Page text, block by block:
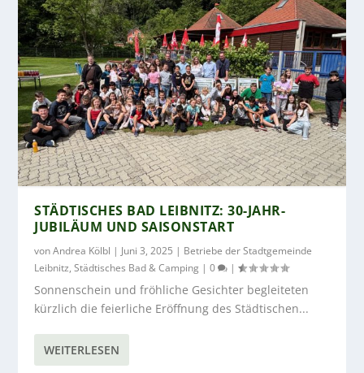
STÄDTISCHES BAD LEIBNITZ: 30-JAHR-
JUBILÄUM UND SAISONSTART
vonAndrea Kölbl | Juni 3, 2025 | Betriebe der Stadtgemeinde
Leibnitz,Städtisches Bad & Camping |0 |
Sonnenschein und fröhliche Gesichter begleiteten
kürzlich die feierliche Eröffnung des Städtischen...
WEITERLESEN